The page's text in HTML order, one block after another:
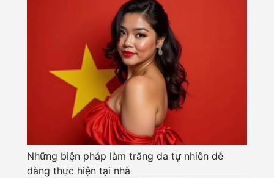
Những biện pháp làm trắng da tự nhiên dễ
dàng thực hiện tại nhà